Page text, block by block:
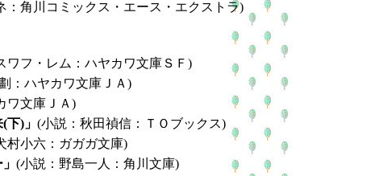
：角川コミックス・エース・エクストラ)
ワフ・レム：ハヤカワ文庫ＳＦ)
：ハヤカワ文庫ＪＡ)
ワ文庫ＪＡ)
)」 (小説：秋田禎信：ＴＯブックス)
村小六：ガガガ文庫)
(小説：野島一人：角川文庫)